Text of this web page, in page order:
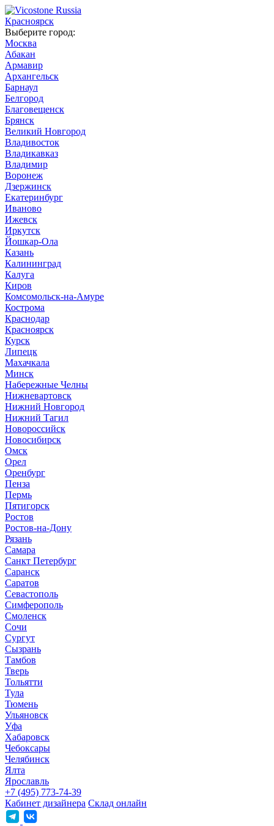
Красноярск
Выберите город:
Москва
Абакан
Армавир
Архангельск
Барнаул
Белгород
Благовещенск
Брянск
Великий Новгород
Владивосток
Владикавказ
Владимир
Воронеж
Дзержинск
Екатеринбург
Иваново
Ижевск
Иркутск
Йошкар-Ола
Казань
Калининград
Калуга
Киров
Комсомольск-на-Амуре
Кострома
Краснодар
Красноярск
Курск
Липецк
Махачкала
Минск
Набережные Челны
Нижневартовск
Нижний Новгород
Нижний Тагил
Новороссийск
Новосибирск
Омск
Орел
Оренбург
Пенза
Пермь
Пятигорск
Ростов
Ростов-на-Дону
Рязань
Самара
Санкт Петербург
Саранск
Саратов
Севастополь
Симферополь
Смоленск
Сочи
Сургут
Сызрань
Тамбов
Тверь
Тольятти
Тула
Тюмень
Ульяновск
Уфа
Хабаровск
Чебоксары
Челябинск
Ялта
Ярославль
+7 (495) 773-74-39
Кабинет дизайнера Склад онлайн